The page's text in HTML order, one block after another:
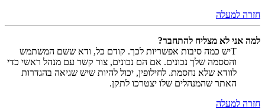
חזרה למעלה
למה אני לא מצליח להתחבר?
Tיש כמה סיבות אפשריות לכך. קודם כל, ודא ששם המשתמש
והססמה שלך נכונים. אם הם נכונים, צור קשר עם מנהל ראשי כדי
לוודא שלא נחסמת. לחילופין, יכול להיות שיש שגיאה בהגדרות
האתר שהמנהלים שלו יצטרכו לתקן.
חזרה למעלה